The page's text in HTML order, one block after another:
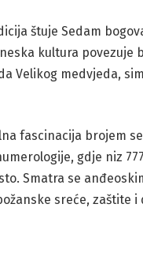
štuje Sedam
kultura povezuje
Velikog medvjeda,
fascinacija brojem
gdje niz
Smatra se
sreće, zaštite i